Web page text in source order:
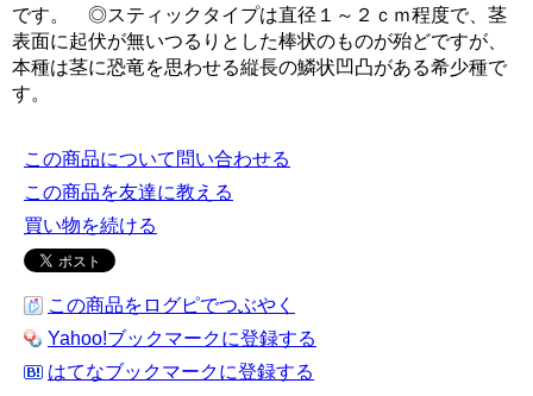
です。 ◎スティックタイプは直径１～２ｃｍ程度で、茎
表面に起伏が無いつるりとした棒状のものが殆どですが、
本種は茎に恐竜を思わせる縦長の鱗状凹凸がある希少種で
す。
この商品について問い合わせる
この商品を友達に教える
買い物を続ける
この商品をログピでつぶやく
Yahoo!ブックマークに登録する
はてなブックマークに登録する